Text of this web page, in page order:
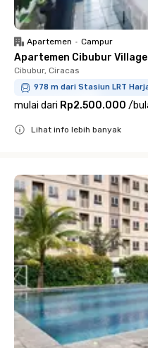
Apartemen • Campur
Apartemen Cibubur
Cibubur, Ciracas
978 m dari Stasiun LRT
mulai dari Rp2.500.000 /
Lihat info lebih banyak